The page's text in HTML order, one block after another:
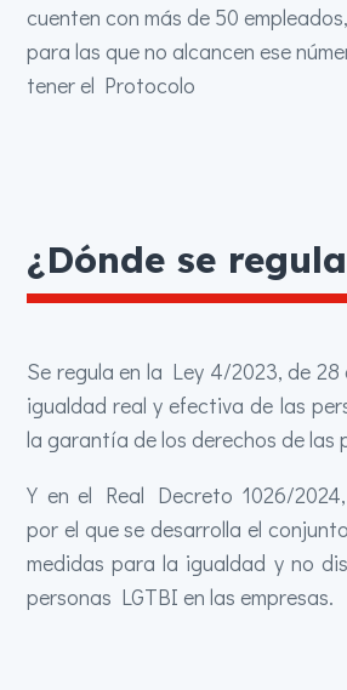
cuenten con más de 50
para las que no alcancen ese
tener el Protocolo
¿Dónde se
Se regula en la Ley 4/2023, de
igualdad real y efectiva de las
la garantía de los derechos de las
Y en el Real Decreto 1026/
por el que se desarrolla el
medidas para la igualdad y no
personas LGTBI en las empresas.